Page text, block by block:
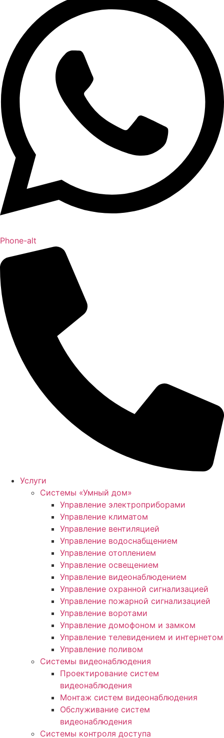
Phone-alt
Услуги
Системы «Умный дом»
Управление электроприборами
Управление климатом
Управление вентиляцией
Управление водоснабщением
Управление отоплением
Управление освещением
Управление видеонаблюдением
Управление охранной сигнализацией
Управление пожарной сигнализацией
Управление воротами
Управление домофоном и замком
Управление телевидением и интернетом
Управление поливом
Системы видеонаблюдения
Проектирование систем
видеонаблюдения
Монтаж систем видеонаблюдения
Обслуживание систем
видеонаблюдения
Системы контроля доступа